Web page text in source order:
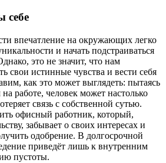
себе
впечатление на окружающих легко
и начать подстраиваться
это не значит, что нам
свои истинные чувства и вести себя
как это может выглядеть: пытаясь
работе, человек может настолько
связь с собственной сутью.
офисный работник, который,
забывает о своих интересах и
одобрение. В долгосрочной
приведёт лишь к внутренним
пустоты.